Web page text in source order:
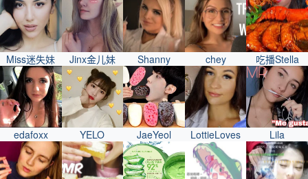
Miss迷失妹 Jinx金儿妹 Shanny chey 吃播Stella
edafoxx YELO JaeYeol LottieLoves Lila